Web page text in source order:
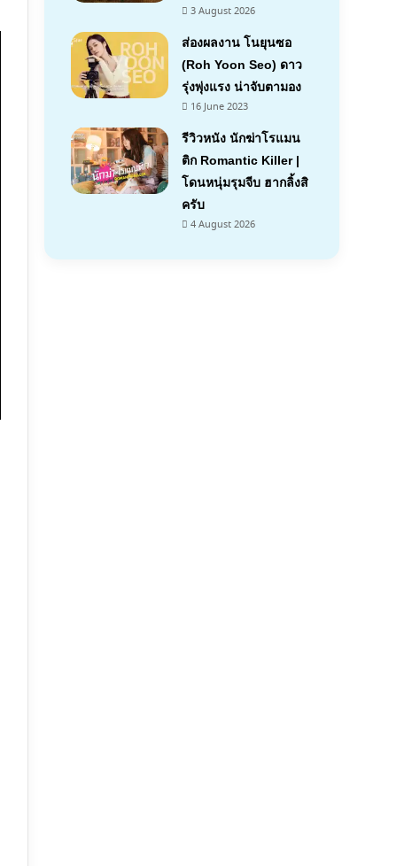
3 August 2026
ส่องผลงาน โนยุนซอ
(Roh Yoon Seo) ดาว
รุ่งพุ่งแรง น่าจับตามอง
16 June 2023
7
รีวิวหนัง นักฆ่าโรแมน
ติก Romantic Killer |
โดนหนุ่มรุมจีบ ฮากลิ้งสิ
ครับ
4 August 2026